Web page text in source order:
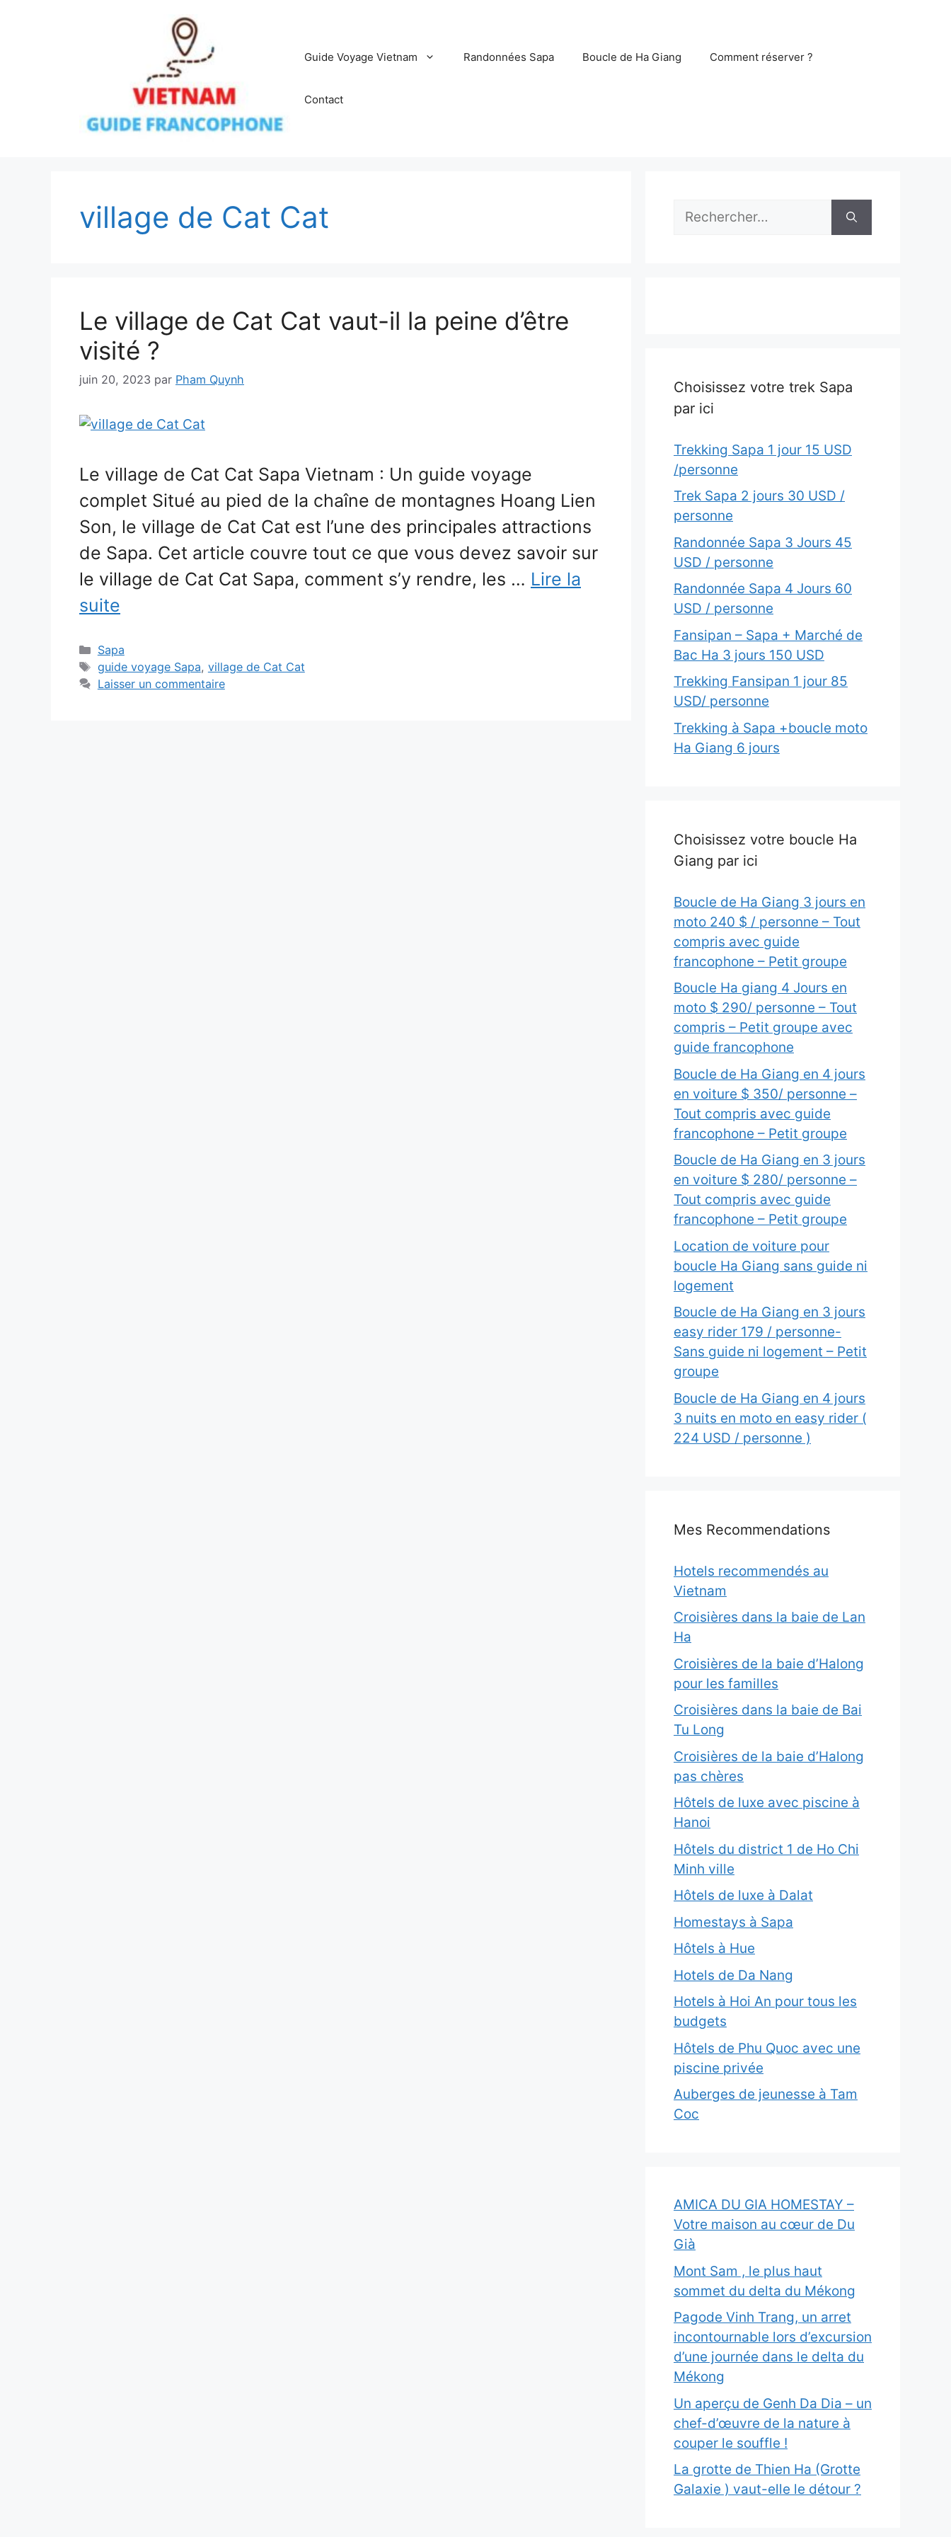
Guide Voyage Vietnam Randonnées Sapa Boucle de Ha Giang Comment réserver ?
Contact
village de Cat Cat
Le village de Cat Cat vaut-il la peine d’être
visité ?
juin 20, 2023 par Pham Quynh
Le village de Cat Cat Sapa Vietnam : Un guide voyage
complet Situé au pied de la chaîne de montagnes Hoang Lien
Son, le village de Cat Cat est l’une des principales attractions
de Sapa. Cet article couvre tout ce que vous devez savoir sur
le village de Cat Cat Sapa, comment s’y rendre, les … Lire la
suite
Catégories
Sapa
Étiquettes
guide voyage Sapa, village de Cat Cat
Laisser un commentaire
Rechercher :
Choisissez votre trek Sapa
par ici
Trekking Sapa 1 jour 15 USD
/personne
Trek Sapa 2 jours 30 USD /
personne
Randonnée Sapa 3 Jours 45
USD / personne
Randonnée Sapa 4 Jours 60
USD / personne
Fansipan – Sapa + Marché de
Bac Ha 3 jours 150 USD
Trekking Fansipan 1 jour 85
USD/ personne
Trekking à Sapa +boucle moto
Ha Giang 6 jours
Choisissez votre boucle Ha
Giang par ici
Boucle de Ha Giang 3 jours en
moto 240 $ / personne – Tout
compris avec guide
francophone – Petit groupe
Boucle Ha giang 4 Jours en
moto $ 290/ personne – Tout
compris – Petit groupe avec
guide francophone
Boucle de Ha Giang en 4 jours
en voiture $ 350/ personne –
Tout compris avec guide
francophone – Petit groupe
Boucle de Ha Giang en 3 jours
en voiture $ 280/ personne –
Tout compris avec guide
francophone – Petit groupe
Location de voiture pour
boucle Ha Giang sans guide ni
logement
Boucle de Ha Giang en 3 jours
easy rider 179 / personne-
Sans guide ni logement – Petit
groupe
Boucle de Ha Giang en 4 jours
3 nuits en moto en easy rider (
224 USD / personne )
Mes Recommendations
Hotels recommendés au
Vietnam
Croisières dans la baie de Lan
Ha
Croisières de la baie d’Halong
pour les familles
Croisières dans la baie de Bai
Tu Long
Croisières de la baie d’Halong
pas chères
Hôtels de luxe avec piscine à
Hanoi
Hôtels du district 1 de Ho Chi
Minh ville
Hôtels de luxe à Dalat
Homestays à Sapa
Hôtels à Hue
Hotels de Da Nang
Hotels à Hoi An pour tous les
budgets
Hôtels de Phu Quoc avec une
piscine privée
Auberges de jeunesse à Tam
Coc
AMICA DU GIA HOMESTAY –
Votre maison au cœur de Du
Già
Mont Sam , le plus haut
sommet du delta du Mékong
Pagode Vinh Trang, un arret
incontournable lors d’excursion
d’une journée dans le delta du
Mékong
Un aperçu de Genh Da Dia – un
chef-d’œuvre de la nature à
couper le souffle !
La grotte de Thien Ha (Grotte
Galaxie ) vaut-elle le détour ?